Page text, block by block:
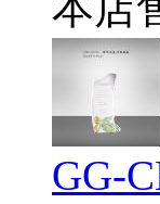
GG-